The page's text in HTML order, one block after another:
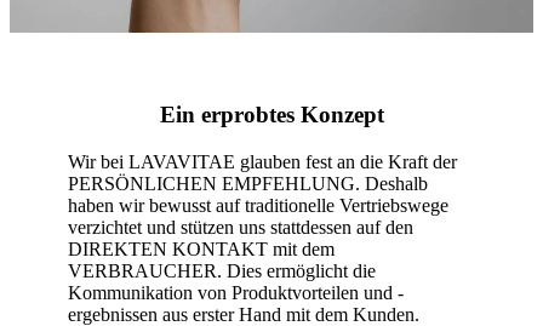
Ein erprobtes Konzept
Wir bei LAVAVITAE glauben fest an die Kraft der
PERSÖNLICHEN EMPFEHLUNG. Deshalb
haben wir bewusst auf traditionelle Vertriebswege
verzichtet und stützen uns stattdessen auf den
DIREKTEN KONTAKT mit dem
VERBRAUCHER. Dies ermöglicht die
Kommunikation von Produktvorteilen und -
ergebnissen aus erster Hand mit dem Kunden.